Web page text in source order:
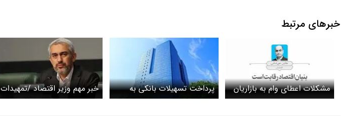
خبرهای مرتبط
مشکلات اعطای وام به بازاریان
رشت تا چند روز دیگر حل می
پرداخت تسهیلات بانکی به
تعویق می‌افتد؟
خبر مهم وزیر اقتصاد /تمهیدات
برای چک‌برگشتی‌ها،